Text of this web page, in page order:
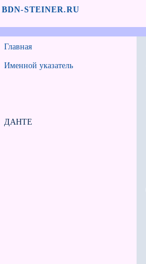
BDN-STEINER.RU
Главная
Именной указатель
ДАНТЕ